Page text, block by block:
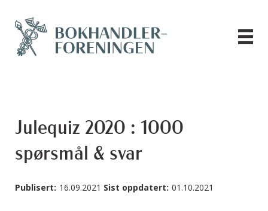
Julequiz 2020 : 1000
spørsmål & svar
Publisert: 16.09.2021 Sist oppdatert: 01.10.2021